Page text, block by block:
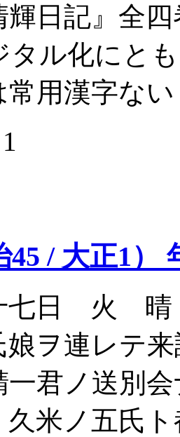
輝日記』全
タル化にと
常用漢字な
45 / 大正1）
七日 火 晴
娘ヲ連レテ
君ノ送別
米ノ五氏ト